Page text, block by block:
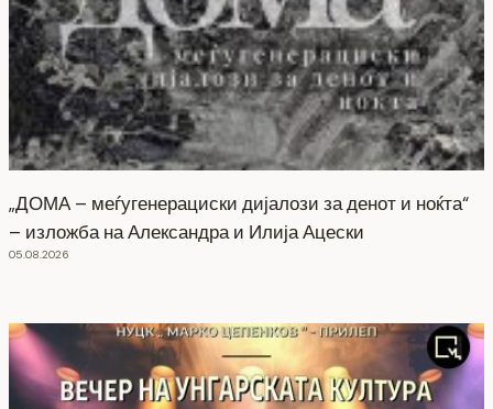
„ДОМА – меѓугенерациски дијалози за денот и ноќта“
– изложба на Александра и Илија Ацески
05.08.2026